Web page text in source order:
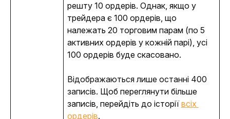
решту 10 ордерів. Однак, якщо у
трейдера є 100 ордерів, що
належать 20 торговим парам (по 5
активних ордерів у кожній парі), усі
100 ордерів буде скасовано.
Відображаються лише останні 400
записів. Щоб переглянути більше
записів, перейдіть до історії всіх
ордерів.